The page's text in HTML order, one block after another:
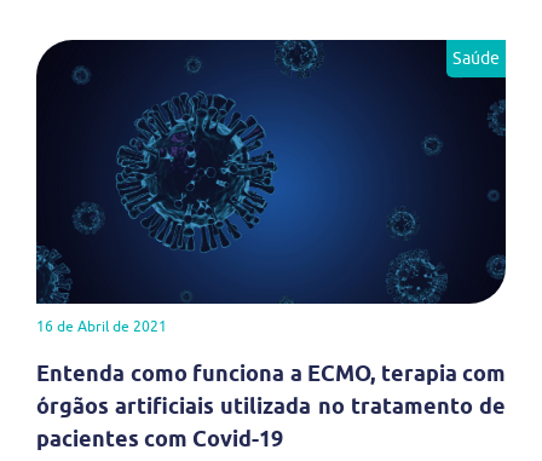
Saúde
16 de Abril de 2021
Entenda como funciona a ECMO, terapia com
órgãos artificiais utilizada no tratamento de
pacientes com Covid-19